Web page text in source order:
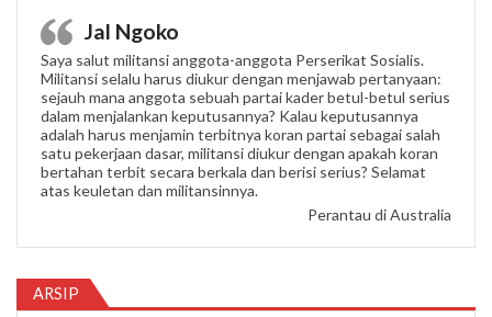
Jal Ngoko
Saya salut militansi anggota-anggota Perserikat Sosialis.
Militansi selalu harus diukur dengan menjawab pertanyaan:
sejauh mana anggota sebuah partai kader betul-betul serius
dalam menjalankan keputusannya? Kalau keputusannya
adalah harus menjamin terbitnya koran partai sebagai salah
satu pekerjaan dasar, militansi diukur dengan apakah koran
bertahan terbit secara berkala dan berisi serius? Selamat
atas keuletan dan militansinnya.
Perantau di Australia
ARSIP